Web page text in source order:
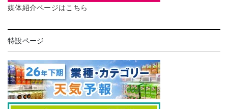
媒体紹介ページはこちら
特設ページ